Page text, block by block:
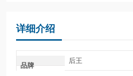
详细介绍
品牌
后王